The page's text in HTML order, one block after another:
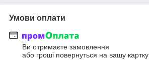
Умови оплати
Ви отримаєте замовлення
або гроші повернуться на вашу картку